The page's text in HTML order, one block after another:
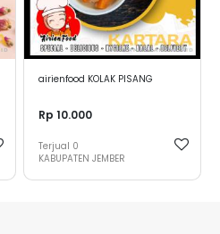
airienfood KOLAK PISANG
Rp 10.000
Terjual 0
KABUPATEN JEMBER